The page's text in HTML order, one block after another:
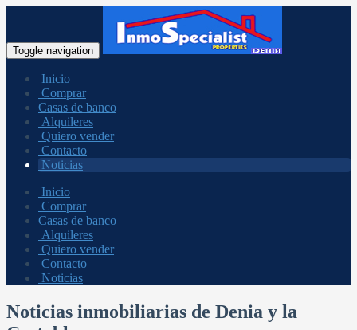
Toggle navigation
Inicio
Comprar
Casas de banco
Alquileres
Quiero vender
Contacto
Noticias
Inicio
Comprar
Casas de banco
Alquileres
Quiero vender
Contacto
Noticias
Noticias inmobiliarias de Denia y la